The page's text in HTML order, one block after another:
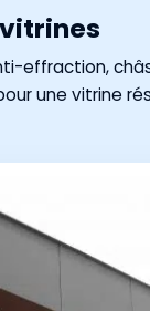
effraction,
une vitrine